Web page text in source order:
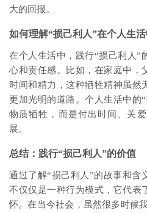
大的回报。
如何理解“损己利人”在个人生
在个人生活中，践行“损己利人”
心和责任感。比如，在家庭中，
时间和精力，这种牺牲精神虽然
更加光明的道路。个人生活中的
物质牺牲，而是付出时间、关
展。
总结：践行“损己利人”的价值
通过了解“损己利人”的故事和含
不仅仅是一种行为模式，它代表
怀。在当今社会，虽然很多时候